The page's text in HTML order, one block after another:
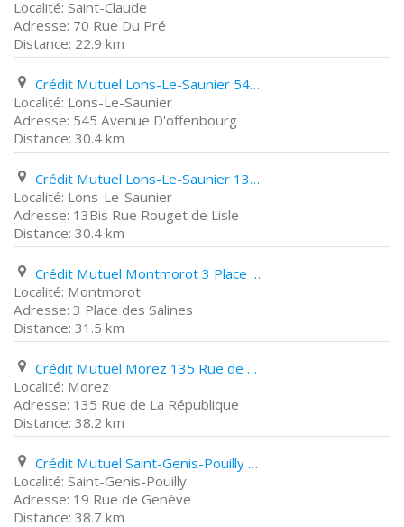
Saint-Claude
70 Rue Du Pré
22.9 km
Crédit Mutuel Lons-Le-Saunier 545 Avenue D'offenbourg
Lons-Le-Saunier
545 Avenue D'offenbourg
30.4 km
Crédit Mutuel Lons-Le-Saunier 13Bis Rue Rouget de Lisle
Lons-Le-Saunier
13Bis Rue Rouget de Lisle
30.4 km
Crédit Mutuel Montmorot 3 Place des Salines
Montmorot
3 Place des Salines
31.5 km
Crédit Mutuel Morez 135 Rue de La République
Morez
135 Rue de La République
38.2 km
Crédit Mutuel Saint-Genis-Pouilly 19 Rue de Genève
Saint-Genis-Pouilly
19 Rue de Genève
38.7 km